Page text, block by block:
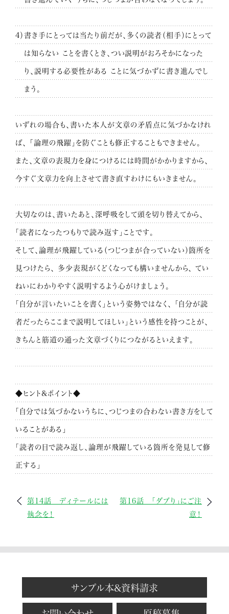
4）書き手にとっては当たり前だが、多くの読者（相手）にとって
は知らない ことを書くとき、つい説明がおろそかになった
り、説明する必要性がある ことに気づかずに書き進んでし
まう。
いずれの場合も、書いた本人が文章の矛盾点に気づかなけれ
ば、 「論理の飛躍」を防ぐことも修正することもできません。
また、文章の表現力を身につけるには時間がかかりますから、
今すぐ文章力を向上させて書き直すわけにもいきません。
大切なのは、書いたあと、深呼吸をして頭を切り替えてから、
「読者になったつもりで読み返す」ことです。
そして、論理が飛躍している（つじつまが合っていない）箇所を
見つけたら、 多少表現がくどくなっても構いませんから、 てい
ねいにわかりやすく説明するよう心がけましょう。
「自分が言いたいことを書く」という姿勢ではなく、 「自分が読
者だったらここまで説明してほしい」という感性を持つことが、
きちんと筋道の通った文章づくりにつながるといえます。
◆ヒント&ポイント◆
「自分では気づかないうちに、つじつまの合わない書き方をして
いることがある」
「読者の目で読み返し、論理が飛躍している箇所を発見して修
正する」
第14話 ディテールには
執念を！
第16話 「ダブり」にご注
意！
サンプル本&資料請求